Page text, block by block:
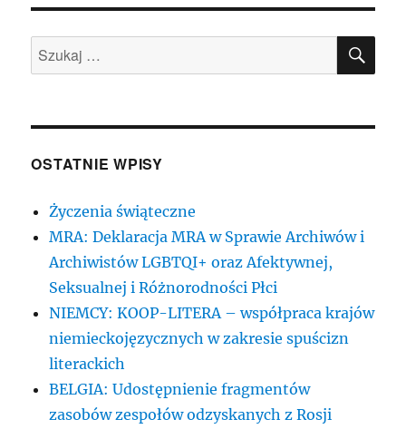
Szukaj:
OSTATNIE WPISY
Życzenia świąteczne
MRA: Deklaracja MRA w Sprawie Archiwów i
Archiwistów LGBTQI+ oraz Afektywnej,
Seksualnej i Różnorodności Płci
NIEMCY: KOOP-LITERA – współpraca krajów
niemieckojęzycznych w zakresie spuścizn
literackich
BELGIA: Udostępnienie fragmentów
zasobów zespołów odzyskanych z Rosji